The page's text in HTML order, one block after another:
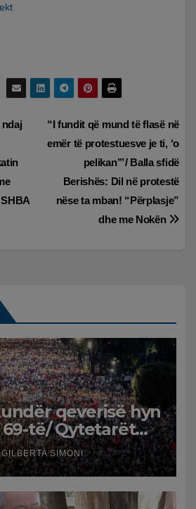
“I fundit që mund të flasë në
emër të protestuesve je ti, ‘o
pelikan’”/ Balla sfidë
Berishës: Dil në protestë
nëse ta mban! “Përplasje”
dhe me Nokën
qeverisë hyn
të/ Qytetarët
e
të Edi
GILBERTA SIMONI